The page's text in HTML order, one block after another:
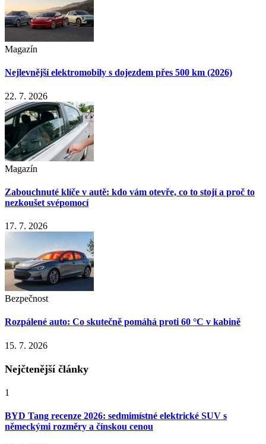
Magazín
Nejlevnější elektromobily s dojezdem přes 500 km (2026)
22. 7. 2026
Magazín
Zabouchnuté klíče v autě: kdo vám otevře, co to stojí a proč to
nezkoušet svépomocí
17. 7. 2026
Bezpečnost
Rozpálené auto: Co skutečně pomáhá proti 60 °C v kabině
15. 7. 2026
Nejčtenější články
1
BYD Tang recenze 2026: sedmimístné elektrické SUV s
německými rozměry a čínskou cenou